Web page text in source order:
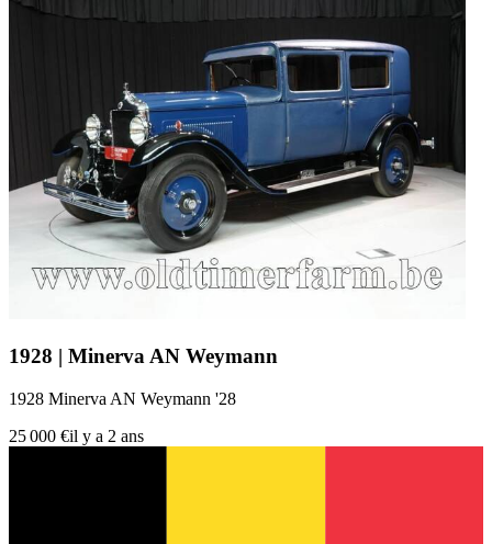
1928 | Minerva AN Weymann
1928 Minerva AN Weymann '28
25 000 €il y a 2 ans